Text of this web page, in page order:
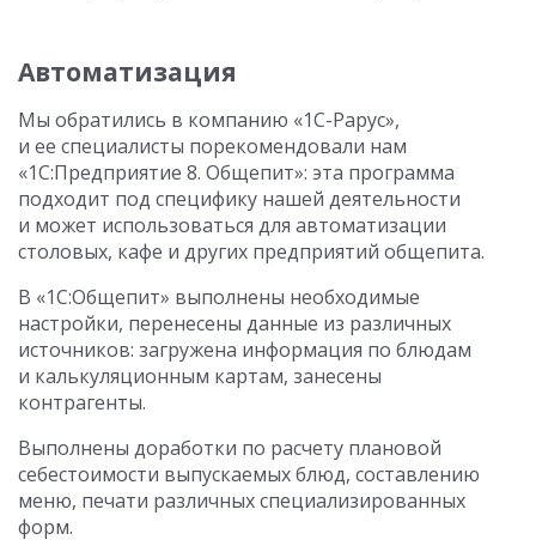
Автоматизация
Мы обратились в компанию «1С-Рарус»,
и ее специалисты порекомендовали нам
«1С:Предприятие 8. Общепит»: эта программа
подходит под специфику нашей деятельности
и может использоваться для автоматизации
столовых, кафе и других предприятий общепита.
В «1С:Общепит» выполнены необходимые
настройки, перенесены данные из различных
источников: загружена информация по блюдам
и калькуляционным картам, занесены
контрагенты.
Выполнены доработки по расчету плановой
себестоимости выпускаемых блюд, составлению
меню, печати различных специализированных
форм.